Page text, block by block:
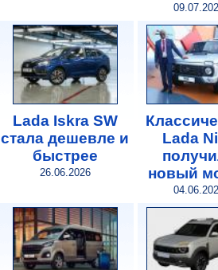
Lada Iskra SW
стала дешевле и
быстрее
26.06.2026
Lada
новый